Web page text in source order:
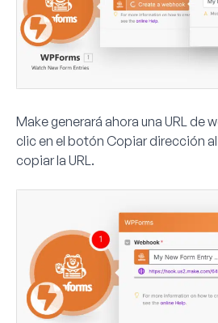
Make generará ahora una URL de
clic en el botón Copiar dirección
copiar la URL.